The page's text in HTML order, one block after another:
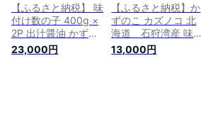
【ふるさと納税】 味
付け数の子 400g ×
2P 出汁醤油 かずの
こ かずの子 カズノ
コ 魚卵 お取り寄せ
23,000円
【ふるさと納税】か
ずのこ カズノコ 北
海道 石狩湾産 味付
数の子 240g 北海
道産 石狩市 いしか
13,000円